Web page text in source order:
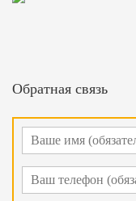
Обратная связь